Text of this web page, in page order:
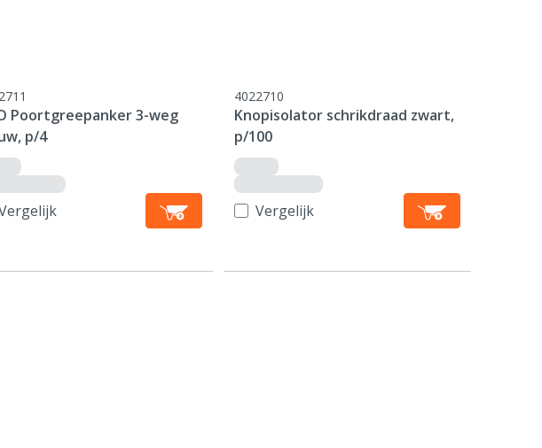
Poortgreepanker 3-weg
p/4
4022710
Knopisolator schrikdraad zwart,
p/100
Vergelijk